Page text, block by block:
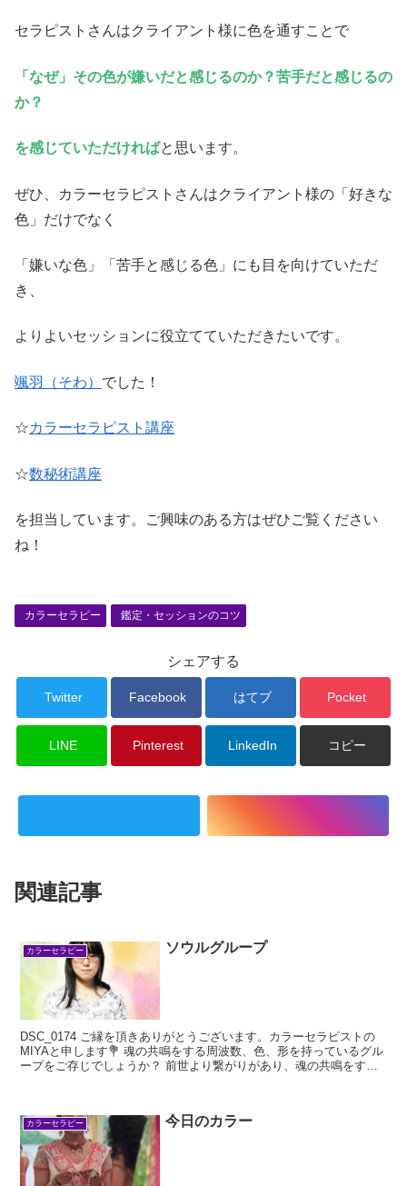
セラピストさんはクライアント様に色を通すことで
「なぜ」その色が嫌いだと感じるのか？苦手だと感じるの
か？
を感じていただければと思います。
ぜひ、カラーセラピストさんはクライアント様の「好きな
色」だけでなく
「嫌いな色」「苦手と感じる色」にも目を向けていただ
き、
よりよいセッションに役立てていただきたいです。
颯羽（そわ） でした！
☆カラーセラピスト講座
☆数秘術講座
を担当しています。ご興味のある方はぜひご覧ください
ね！
カラーセラピー 鑑定・セッションのコツ
シェアする
Twitter Facebook はてブ Pocket
LINE Pinterest LinkedIn コピー
関連記事
カラーセラピー ソウルグループ
DSC_0174 ご縁を頂きありがとうございます。カラーセラピストの
MIYAと申します💐 魂の共鳴をする周波数、色、形を持っているグル
ープをご存じでしょうか？ 前世より繋がりがあり、魂の共鳴をする
カラーセラピー 今日のカラー